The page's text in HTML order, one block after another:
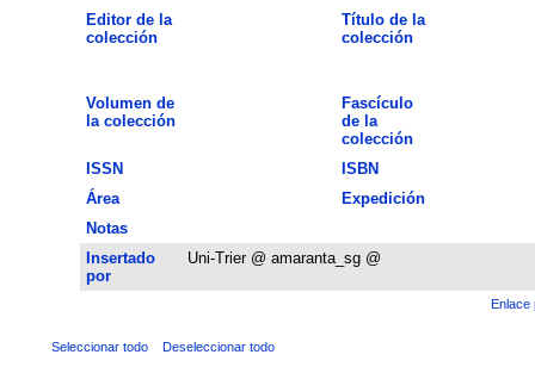
Editor de la
colección
Título de la
colección
Volumen de
la colección
Fascículo
de la
colección
ISSN
ISBN
Área
Expedición
Notas
Insertado
por
Uni-Trier @ amaranta_sg @
Enlace
Seleccionar todo Deseleccionar todo